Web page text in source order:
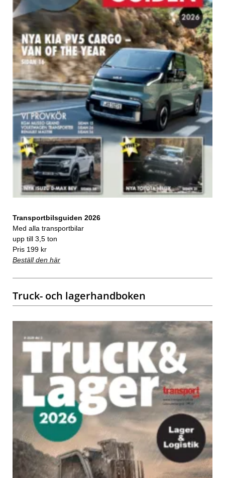
Transportbilsguiden 2026
Med alla transportbilar
upp till 3,5 ton
Pris 199 kr
Beställ den här
Truck- och lagerhandboken